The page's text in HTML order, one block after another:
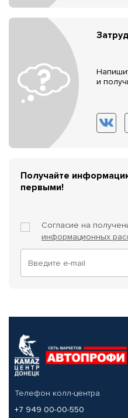
и
Получайте
первыми!
Согласие на
информационных
Телефон колл-центра
+7 949 00-00-550